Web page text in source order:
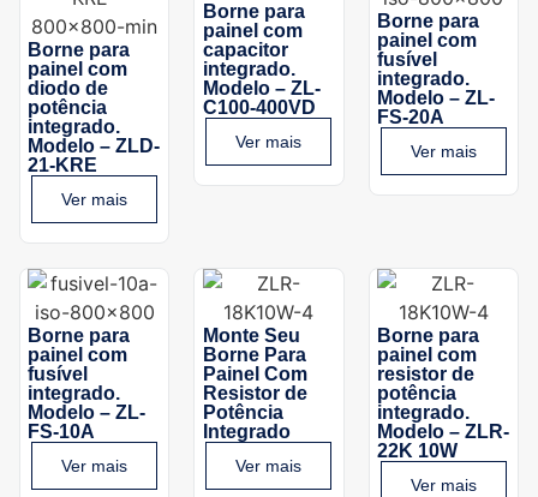
Borne para
painel com
diodo de
potência
integrado.
Modelo – ZLD-
21-KRE
Ver mais
Borne para
painel com
capacitor
integrado.
Modelo – ZL-
C100-400VD
Ver mais
Borne para
painel com
fusível
integrado.
Modelo – ZL-
FS-20A
Ver mais
Borne para
painel com
fusível
integrado.
Modelo – ZL-
FS-10A
Ver mais
Monte Seu
Borne Para
Painel Com
Resistor de
Potência
Integrado
Ver mais
Borne para
painel com
resistor de
potência
integrado.
Modelo – ZLR-
22K 10W
Ver mais